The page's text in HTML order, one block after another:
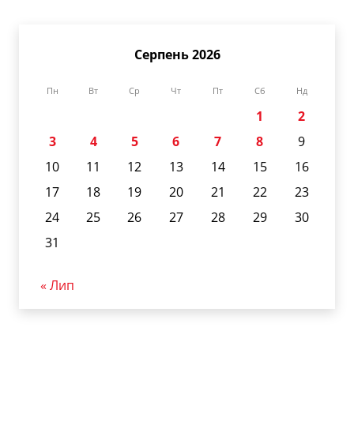
Серпень 2026
Пн Вт Ср Чт Пт Сб Нд
1
2
3
4 5 6 7 8
9
10
11 12 13 14 15
16
17
18 19 20 21 22
23
24
25 26 27 28 29
30
31
« Лип